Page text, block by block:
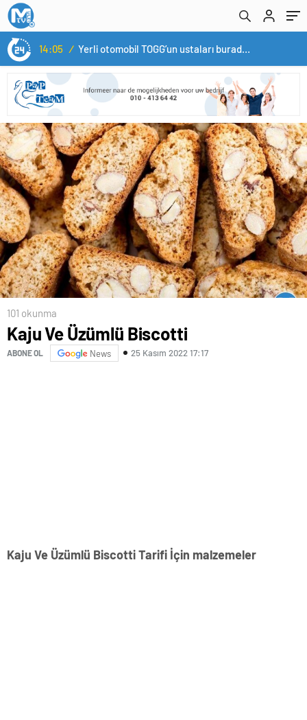
14:05 / Yerli otomobil TOGG’un ustaları burada yetişecek
101 okunma
Kaju Ve Üzümlü Biscotti
ABONE OL News 25 Kasım 2022 17:17
Kaju Ve Üzümlü Biscotti Tarifi İçin malzemeler